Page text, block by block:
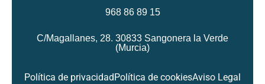
968 86 89 15
C/Magallanes, 28. 30833 Sangonera la Verde
(Murcia)
Política de privacidadPolítica de cookiesAviso Legal